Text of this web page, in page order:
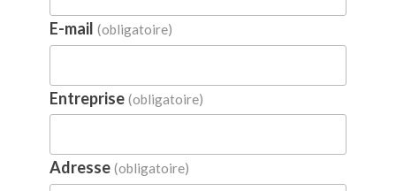
E-mail (obligatoire)
Entreprise (obligatoire)
Adresse (obligatoire)